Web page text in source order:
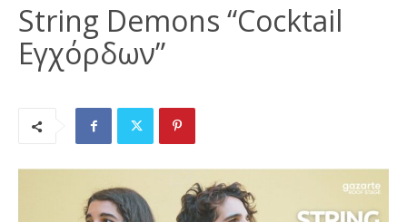
String Demons “Cocktail
Εγχόρδων”